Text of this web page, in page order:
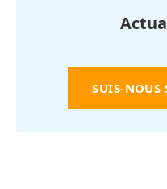
SUIS-NOUS